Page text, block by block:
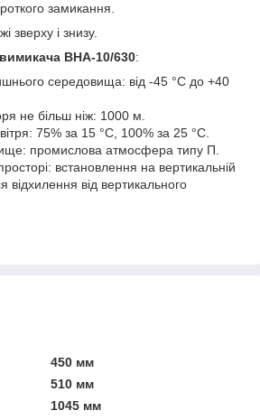
замикання.
зверху і знизу.
ВНА-10/630:
середовища: від -45 °C до +40
не більш ніж: 1000 м.
75% за 15 °C, 100% за 25 °C.
промислова атмосфера типу П.
встановлення на вертикальній
відхилення від вертикального
450 мм
510 мм
1045 мм